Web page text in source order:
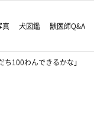
真 犬図鑑 獣医師Q&A
100わんできるかな」